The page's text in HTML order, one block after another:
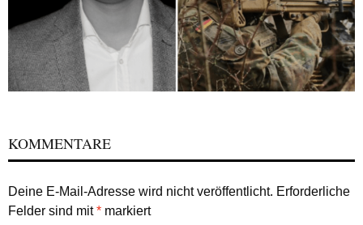
KOMMENTARE
Deine E-Mail-Adresse wird nicht veröffentlicht. Erforderliche
Felder sind mit* markiert